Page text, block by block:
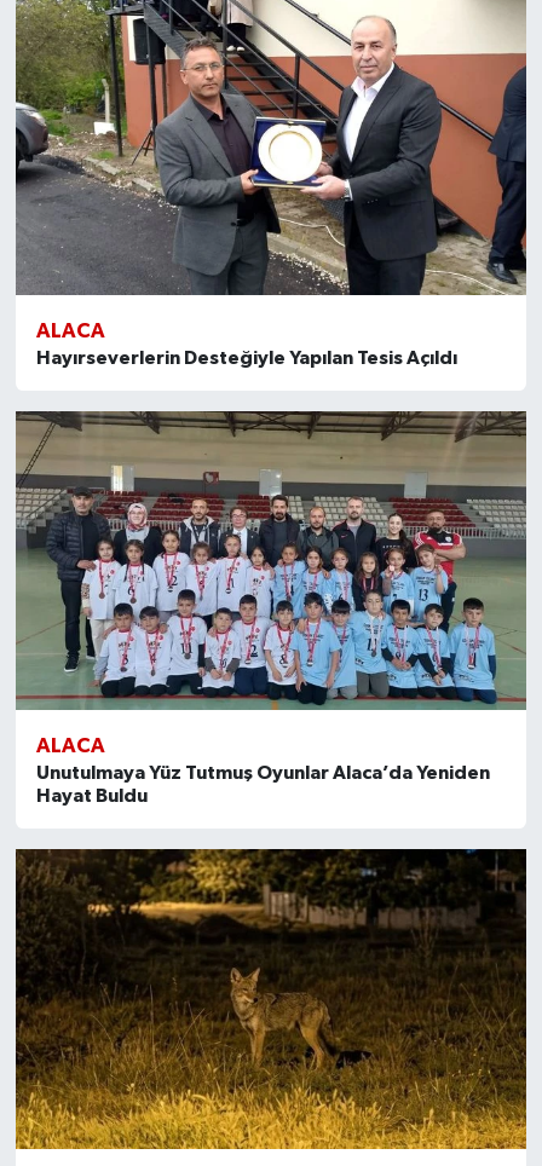
ALACA
Hayırseverlerin Desteğiyle Yapılan Tesis Açıldı
ALACA
Unutulmaya Yüz Tutmuş Oyunlar Alaca’da Yeniden
Hayat Buldu